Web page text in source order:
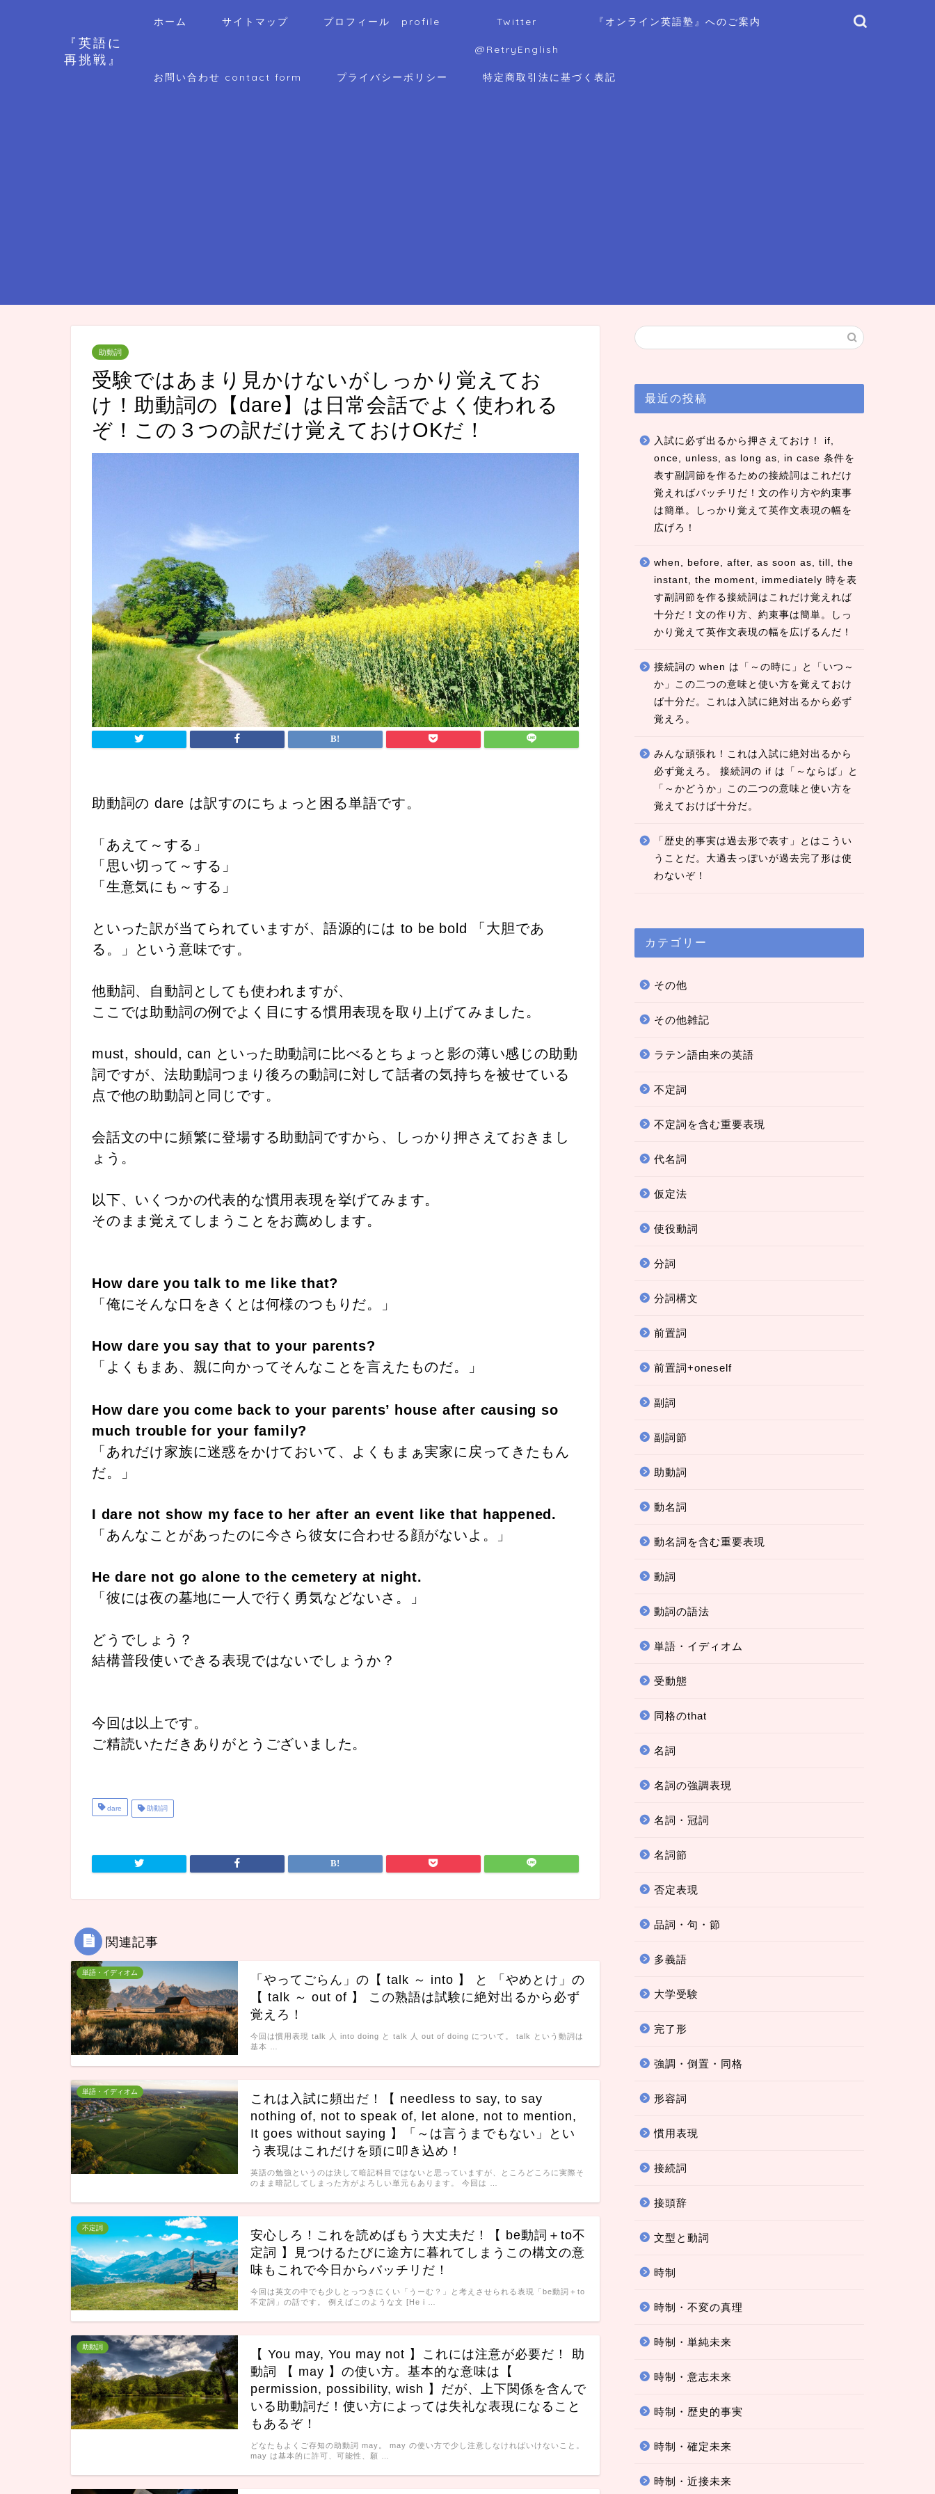
『英語に
再挑戦』
ホーム サイトマップ プロフィール profile Twitter
@RetryEnglish
『オンライン英語塾』へのご案内
お問い合わせ contact form プライバシーポリシー 特定商取引法に基づく表記
助動詞
受験ではあまり見かけないがしっかり覚えてお
け！助動詞の【dare】は日常会話でよく使われる
ぞ！この３つの訳だけ覚えておけOKだ！
助動詞の dare は訳すのにちょっと困る単語です。
「あえて～する」
「思い切って～する」
「生意気にも～する」
といった訳が当てられていますが、語源的には to be bold 「大胆であ
る。」という意味です。
他動詞、自動詞としても使われますが、
ここでは助動詞の例でよく目にする慣用表現を取り上げてみました。
must, should, can といった助動詞に比べるとちょっと影の薄い感じの助動
詞ですが、法助動詞つまり後ろの動詞に対して話者の気持ちを被せている
点で他の助動詞と同じです。
会話文の中に頻繁に登場する助動詞ですから、しっかり押さえておきまし
ょう。
以下、いくつかの代表的な慣用表現を挙げてみます。
そのまま覚えてしまうことをお薦めします。
How dare you talk to me like that?
「俺にそんな口をきくとは何様のつもりだ。」
How dare you say that to your parents?
「よくもまあ、親に向かってそんなことを言えたものだ。」
How dare you come back to your parents’ house after causing so
much trouble for your family?
「あれだけ家族に迷惑をかけておいて、よくもまぁ実家に戻ってきたもん
だ。」
I dare not show my face to her after an event like that happened.
「あんなことがあったのに今さら彼女に合わせる顔がないよ。」
He dare not go alone to the cemetery at night.
「彼には夜の墓地に一人で行く勇気などないさ。」
どうでしょう？
結構普段使いできる表現ではないでしょうか？
今回は以上です。
ご精読いただきありがとうございました。
dare 助動詞
関連記事
単語・イディオム
「やってごらん」の【 talk ～ into 】 と 「やめとけ」の
【 talk ～ out of 】 この熟語は試験に絶対出るから必ず
覚えろ！
今回は慣用表現 talk 人 into doing と talk 人 out of doing について。 talk という動詞は
基本 …
単語・イディオム
これは入試に頻出だ！【 needless to say, to say
nothing of, not to speak of, let alone, not to mention,
It goes without saying 】「～は言うまでもない」とい
う表現はこれだけを頭に叩き込め！
英語の勉強というのは決して暗記科目ではないと思っていますが、ところどころに実際そ
のまま暗記してしまった方がよろしい単元もあります。 今回は …
不定詞
安心しろ！これを読めばもう大丈夫だ！【 be動詞＋to不
定詞 】見つけるたびに途方に暮れてしまうこの構文の意
味もこれで今日からバッチリだ！
今回は英文の中でも少しとっつきにくい「うーむ？」と考えさせられる表現「be動詞＋to
不定詞」の話です。 例えばこのような文 [He i …
助動詞
【 You may, You may not 】これには注意が必要だ！ 助
動詞 【 may 】の使い方。基本的な意味は【
permission, possibility, wish 】だが、上下関係を含んで
いる助動詞だ！使い方によっては失礼な表現になること
もあるぞ！
どなたもよくご存知の助動詞 may。 may の使い方で少し注意しなければいけないこと。
may は基本的に許可、可能性、願 …
最近の投稿
入試に必ず出るから押さえておけ！ if,
once, unless, as long as, in case 条件を
表す副詞節を作るための接続詞はこれだけ
覚えればバッチリだ！文の作り方や約束事
は簡単。しっかり覚えて英作文表現の幅を
広げろ！
when, before, after, as soon as, till, the
instant, the moment, immediately 時を表
す副詞節を作る接続詞はこれだけ覚えれば
十分だ！文の作り方、約束事は簡単。しっ
かり覚えて英作文表現の幅を広げるんだ！
接続詞の when は「～の時に」と「いつ～
か」この二つの意味と使い方を覚えておけ
ば十分だ。これは入試に絶対出るから必ず
覚えろ。
みんな頑張れ！これは入試に絶対出るから
必ず覚えろ。 接続詞の if は「～ならば」と
「～かどうか」この二つの意味と使い方を
覚えておけば十分だ。
「歴史的事実は過去形で表す」とはこうい
うことだ。大過去っぽいが過去完了形は使
わないぞ！
カテゴリー
その他
その他雑記
ラテン語由来の英語
不定詞
不定詞を含む重要表現
代名詞
仮定法
使役動詞
分詞
分詞構文
前置詞
前置詞+oneself
副詞
副詞節
助動詞
動名詞
動名詞を含む重要表現
動詞
動詞の語法
単語・イディオム
受動態
同格のthat
名詞
名詞の強調表現
名詞・冠詞
名詞節
否定表現
品詞・句・節
多義語
大学受験
完了形
強調・倒置・同格
形容詞
慣用表現
接続詞
接頭辞
文型と動詞
時制
時制・不変の真理
時制・単純未来
時制・意志未来
時制・歴史的事実
時制・確定未来
時制・近接未来